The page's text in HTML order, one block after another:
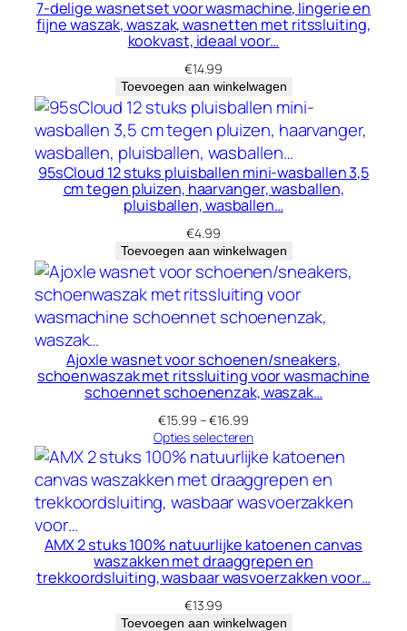
7-delige wasnetset voor wasmachine, lingerie en
fijne waszak, waszak, wasnetten met ritssluiting,
kookvast, ideaal voor…
€14.99
Toevoegen aan winkelwagen
95sCloud 12 stuks pluisballen mini-wasballen 3,5
cm tegen pluizen, haarvanger, wasballen,
pluisballen, wasballen…
€4.99
Toevoegen aan winkelwagen
Ajoxle wasnet voor schoenen/sneakers,
schoenwaszak met ritssluiting voor wasmachine
schoennet schoenenzak, waszak…
€15.99 –€16.99Prijsklasse:
€15.99
tot
€16.99
Opties selecteren
AMX 2 stuks 100% natuurlijke katoenen canvas
waszakken met draaggrepen en
trekkoordsluiting, wasbaar wasvoerzakken voor…
€13.99
Toevoegen aan winkelwagen